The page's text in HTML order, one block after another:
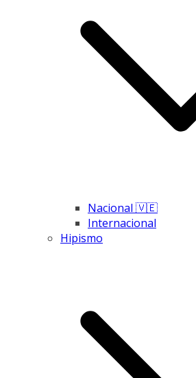
Nacional 🇻🇪
Internacional
Hipismo